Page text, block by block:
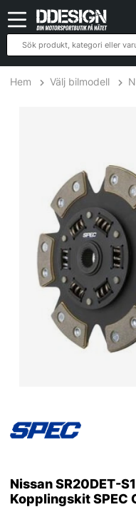
Hem Välj bilmodell
Nissan SR20DET-
Kopplingskit SPEC